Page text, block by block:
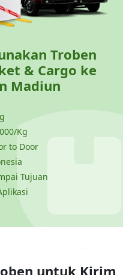
Troben
& Cargo ke
Madiun
Kg
to Door
Tujuan
untuk Kirim